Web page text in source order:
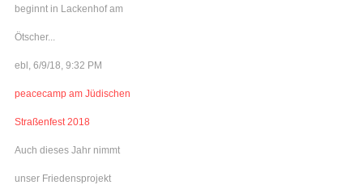
beginnt in Lackenhof am
Ötscher...
ebl, 6/9/18, 9:32 PM
peacecamp am Jüdischen
Straßenfest 2018
Auch dieses Jahr nimmt
unser Friedensprojekt